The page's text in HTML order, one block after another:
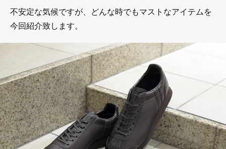
不安定な気候ですが、どんな時でもマストなアイテムを
今回紹介致します。